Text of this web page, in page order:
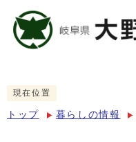
現在位置
トップ 暮らしの情報